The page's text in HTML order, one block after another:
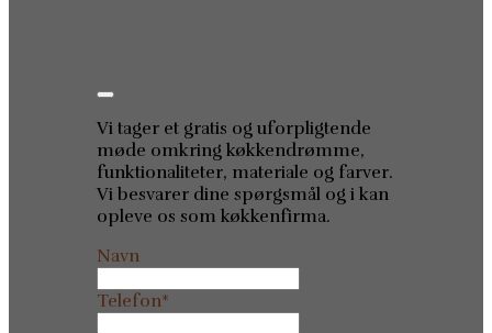
Vi tager et gratis og uforpligtende
møde omkring køkkendrømme,
funktionaliteter, materiale og farver.
Vi besvarer dine spørgsmål og i kan
opleve os som køkkenfirma.
Navn
Telefon*